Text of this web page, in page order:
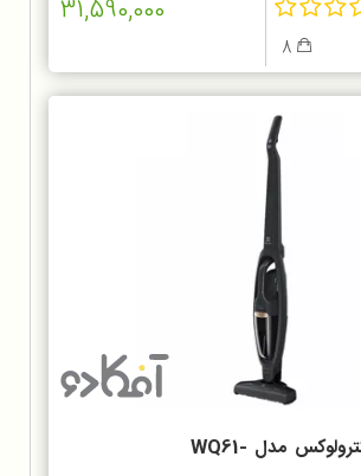
31,590,000
جارو شارژی الکترولوکس مدل WQ61-